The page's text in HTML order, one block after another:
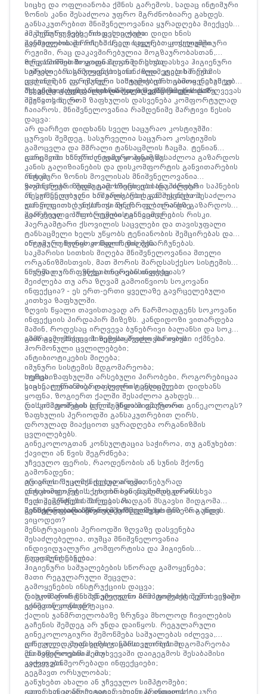
სიცხე და ოფლიანობა ქმნის გარემოს, სადაც ინტიმური
ზონის კანი შესაძლოა უფრო მგრძნობიარე გახდეს.
განსაკუთრებით მნიშვნელოვანია ყურადღება მიექცეს
იმ შემთხვევებს, როდესაც ქალი დიდი ხნის
განმავლობაში რჩება სველ საცურაო კოსტიუმში.
ჰიგიენური ჩვევების ცვლილება:
შვებულების დროს ხშირად იცვლება ყოველდღიური
რეჟიმი, რაც დაკავშირებულია მოგზაურობასთან,
ზღვისპირეთში ყოფნასთან და სხვადასხვა ჰიგიენური
საშუალების გამოყენებასთან. ზედმეტად ხშირმა
დაბანამ ან აგრესიული საშუალებების გამოყენებამ კი
შესაძლოა ბუნებრივი დამცავი მექანიზმების დარღვევას
შეუწყოს ხელი.
ორგანიზმის ზოგადი მდგომარეობა:
სტრესი, არასრულფასოვანი ძილი, კვების რეჟიმის
ცვლილება და იმუნური სისტემის დროებითი დასუსტება
ასევე შეიძლება აისახოს ქალის ჯანმრთელობაზე.
რა უნდა გავითვალისწინოთ ზღვაზე ყოფნისას?
იმისათვის, რომ ზაფხულის დასვენება კომფორტულად
ჩაიაროს, მნიშვნელოვანია რამდენიმე მარტივი წესის
დაცვა:
არ დარჩეთ დიდხანს სველ საცურაო კოსტიუმში:
ცურვის შემდეგ, სასურველია საცურაო კოსტიუმის
გამოცვლა და მშრალი ტანსაცმლის ჩაცმა. ტენიან
გარემოში ხანგრძლივად ყოფნამ შესაძლოა გაზარდოს
კანის გაღიზიანების და დისკომფორტის განვითარების
რისკი.
დაიცავით სწორი ინტიმური ჰიგიენა:
ინტიმური ზონის მოვლისას მნიშვნელოვანია
ზომიერება. ზედმეტად ხშირი დაბანა, ძლიერი საპნების
ან სურნელოვანი საშუალებების გამოყენება შესაძლოა
უარყოფითად აისახოს ბუნებრივ ბალანსზე.
ვაგინალური შიდა გამორეცხვები (დუშირება)
რეკომენდებული არ არის, რადგან შესაძლოა
დაარღვიოს ბუნებრივი მიკროფლორა და გაზარდოს
გარკვეული პრობლემების განვითარების რისკი.
შეარჩიეთ კომფორტული ტანსაცმელი:
ჰაერგამტარი ქსოვილის საცვლები და თავისუფალი
ტანსაცმელი ხელს უწყობს ტენიანობის შემცირებას და
ინტიმური ზონის კომფორტის შენარჩუნებას.
არ უგულებელყოთ წყლის მიღება:
საკმარისი სითხის მიღება მნიშვნელოვანია მთელი
ორგანიზმისთვის, მათ შორის შარდსასქესო სისტემის
ნორმალური ფუნქციონირებისთვისაც.
იწვევს თუ არა ზღვა სოკოვან ინფექციას?
შეიძლება თუ არა ზღვამ გამოიწვიოს სოკოვანი
ინფექცია? - ეს ერთ-ერთი ყველაზე გავრცელებული
კითხვა ზაფხულში.
ზღვის წყალი თავისთავად არ წარმოადგენს სოკოვანი
ინფექციის პირდაპირ მიზეზს. კანდიდოზი ვითარდება
მაშინ, როდესაც ირღვევა ბუნებრივი ბალანსი და სოკოს
გამრავლებისთვის ხელსაყრელი პირობები იქმნება.
ამის გამომწვევი მიზეზები შეიძლება იყოს:
ჰორმონული ცვლილებები;
ანტიბიოტიკების მიღება;
იმუნური სისტემის მდგომარეობა;
სტრესი;
ვაგინალური მიკროფლორის ცვლილება.
თუმცა, ზაფხულში არსებული პირობები, როგორებიცაა
სიცხე, ტენიანობა და სველი ტანსაცმლით დიდხანს
ყოფნა, ზოგიერთ ქალში შესაძლოა გახდეს
დისკომფორტის ხელშემწყობი ფაქტორი.
რა სიმპტომების დროს უნდა მივმართოთ გინეკოლოგს?
ზაფხულის პერიოდში განსაკუთრებით ღირს,
დროულად მიაქციოთ ყურადღება ორგანიზმის
ცვლილებებს.
გინეკოლოგთან კონსულტაცია საჭიროა, თუ გაწუხებთ:
ქავილი ან წვის შეგრძნება;
უჩვეულო ფერის, რაოდენობის ან სუნის მქონე
გამონადენი;
ტკივილი მუცლის ქვედა არეში;
დისკომფორტი სქესობრივი კავშირის დროს;
წვის შეგრძნება შარდვისას;
განმეორებადი მსგავსი სიმპტომები.
არ არის რეკომენდებული თვითნებურად
ანტიბიოტიკების, სოკოს საწინააღმდეგო ან სხვა
მედიკამენტების მიღება, რადგან მსგავსი მიდგომა
შესაძლოა არასწორი მკურნალობის მიზეზი გახდეს.
მენსტრუაციის პერიოდში ზღვაზე ყოფნა - რა უნდა
ვიცოდეთ?
მენსტრუაციის პერიოდში ზღვაზე დასვენება
შესაძლებელია, თუმცა მნიშვნელოვანია
ინდივიდუალური კომფორტისა და ჰიგიენის
გათვალისწინება.
რეკომენდებულია:
ჰიგიენური საშუალებების სწორად გამოყენება;
მათი რეგულარული შეცვლა;
გამოყენების ინსტრუქციის დაცვა;
დისკომფორტის ან უჩვეულო სიმპტომების შემთხვევაში
ექიმთან კონსულტაცია.
რატომ არის მნიშვნელოვანი პროფილაქტიკური ვიზიტი
გინეკოლოგთან?
ქალის ჯანმრთელობაზე ზრუნვა მხოლოდ ჩივილების
გაჩენის შემდეგ არ უნდა დაიწყოს. რეგულარული
გინეკოლოგიური შემოწმება საშუალებას იძლევა,
დროულად შეფასდეს ჯანმრთელობის მდგომარეობა
და საჭიროების შემთხვევაში დაიგეგმოს შესაბამისი
კვლევები.
გინეკოლოგთან ვიზიტი განსაკუთრებით
მნიშვნელოვანია, თუ:
გაქვთ განმეორებადი ინფექციები;
გეგმავთ ორსულობას;
გაწუხებთ ახალი ან უჩვეულო სიმპტომები;
დიდი ხანია არ ჩაგიტარებიათ პროფილაქტიკური
გაიარეთ კონსულტაცია კლინიკა ინიციოს